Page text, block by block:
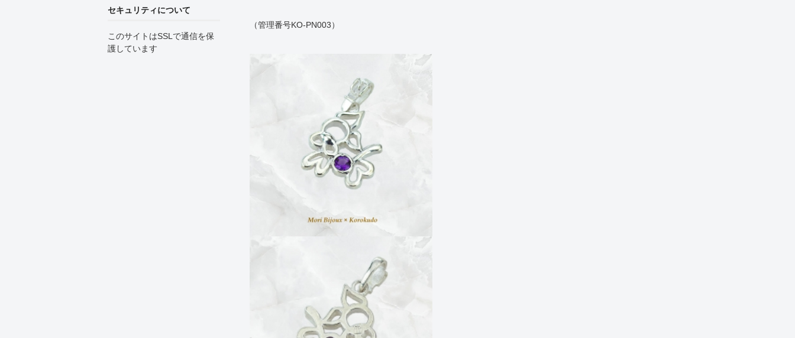
（管理番号KO-PN003）
セキュリティについて
このサイトはSSLで通信を保
護しています